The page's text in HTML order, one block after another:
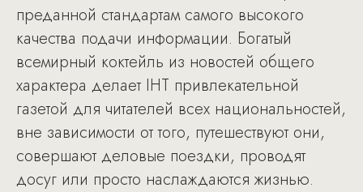
преданной стандартам самого высокого
качества подачи информации. Богатый
всемирный коктейль из новостей общего
характера делает IHT привлекательной
газетой для читателей всех национальностей,
вне зависимости от того, путешествуют они,
совершают деловые поездки, проводят
досуг или просто наслаждаются жизнью.